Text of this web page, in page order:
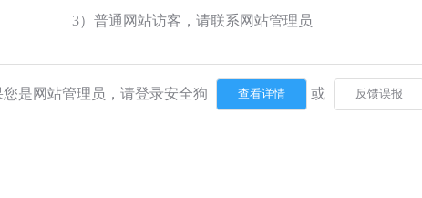
3）普通网站访客，请联系网站管理员
您是网站管理员，请登录安全狗 或